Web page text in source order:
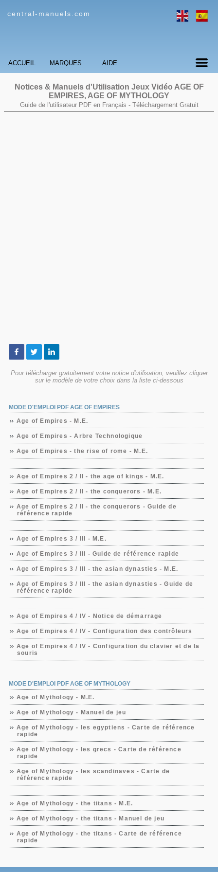
central-manuels.com
ACCUEIL MARQUES AIDE
Notices & Manuels d'Utilisation Jeux Vidéo AGE OF
EMPIRES, AGE OF MYTHOLOGY
Guide de l'utilisateur PDF en Français - Téléchargement Gratuit
Pour télécharger gratuitement votre notice d'utilisation, veuillez cliquer
sur le modèle de votre choix dans la liste ci-dessous
MODE D'EMPLOI PDF AGE OF EMPIRES
Age of Empires - M.E.
Age of Empires - Arbre Technologique
Age of Empires - the rise of rome - M.E.
Age of Empires 2 / II - the age of kings - M.E.
Age of Empires 2 / II - the conquerors - M.E.
Age of Empires 2 / II - the conquerors - Guide de
référence rapide
Age of Empires 3 / III - M.E.
Age of Empires 3 / III - Guide de référence rapide
Age of Empires 3 / III - the asian dynasties - M.E.
Age of Empires 3 / III - the asian dynasties - Guide de
référence rapide
Age of Empires 4 / IV - Notice de démarrage
Age of Empires 4 / IV - Configuration des contrôleurs
Age of Empires 4 / IV - Configuration du clavier et de la
souris
MODE D'EMPLOI PDF AGE OF MYTHOLOGY
Age of Mythology - M.E.
Age of Mythology - Manuel de jeu
Age of Mythology - les egyptiens - Carte de référence
rapide
Age of Mythology - les grecs - Carte de référence
rapide
Age of Mythology - les scandinaves - Carte de
référence rapide
Age of Mythology - the titans - M.E.
Age of Mythology - the titans - Manuel de jeu
Age of Mythology - the titans - Carte de référence
rapide